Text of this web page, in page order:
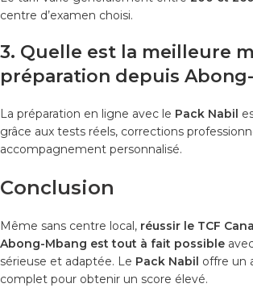
centre d’examen choisi.
3. Quelle est la meilleure
préparation depuis
La préparation en ligne avec le Pack Nabil
grâce aux tests réels, corrections
accompagnement personnalisé.
Conclusion
Même sans centre local, réussir le TCF
Abong-Mbang est tout à fait possible
sérieuse et adaptée. Le Pack Nabil offre un
complet pour obtenir un score élevé.